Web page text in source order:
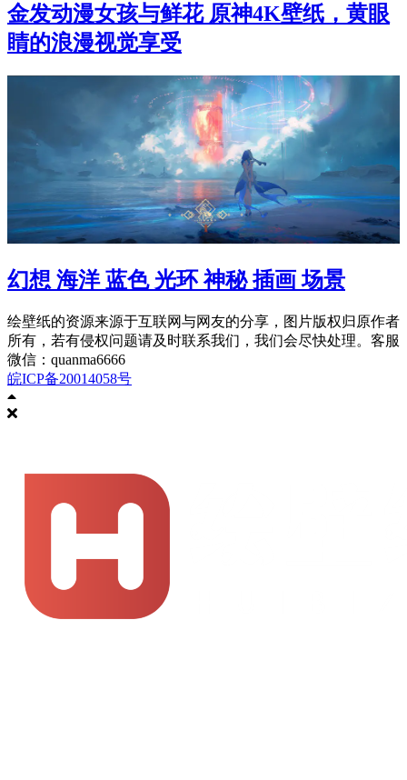
金发动漫女孩与鲜花 原神4K壁纸，黄眼
睛的浪漫视觉享受
幻想 海洋 蓝色 光环 神秘 插画 场景
绘壁纸的资源来源于互联网与网友的分享，图片版权归原作者
所有，若有侵权问题请及时联系我们，我们会尽快处理。客服
微信：quanma6666
皖ICP备20014058号